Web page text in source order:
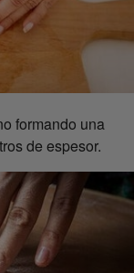
formando una
de espesor.